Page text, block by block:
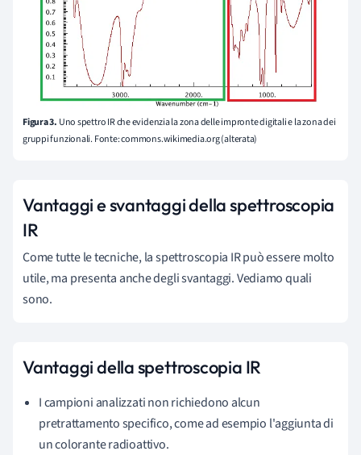
Figura 3. Uno spettro IR che evidenzia la zona delle impronte digitali e la zona dei
gruppi funzionali. Fonte: commons.wikimedia.org (alterata)
Vantaggi e svantaggi della spettroscopia
IR
Come tutte le tecniche, la spettroscopia IR può essere molto
utile, ma presenta anche degli svantaggi. Vediamo quali
sono.
Vantaggi della spettroscopia IR
I campioni analizzati non richiedono alcun
pretrattamento specifico, come ad esempio l'aggiunta di
un colorante radioattivo.